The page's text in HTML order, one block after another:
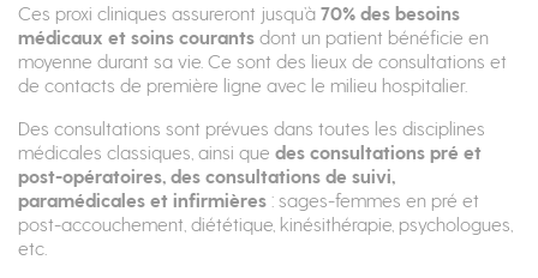
Ces proxi cliniques assureront jusqu’à 70% des besoins
médicaux et soins courants dont un patient bénéficie en
moyenne durant sa vie. Ce sont des lieux de consultations et
de contacts de première ligne avec le milieu hospitalier.
Des consultations sont prévues dans toutes les disciplines
médicales classiques, ainsi que des consultations pré et
post-opératoires, des consultations de suivi,
paramédicales et infirmières : sages-femmes en pré et
post-accouchement, diététique, kinésithérapie, psychologues,
etc.